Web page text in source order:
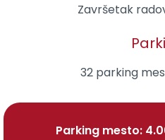
Završetak
32 parking
Parking mesto: